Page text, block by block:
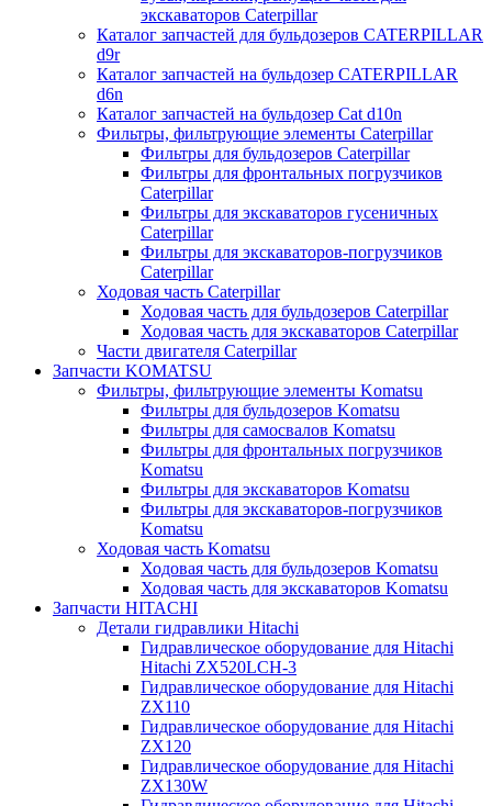
экскаваторов Caterpillar
Каталог запчастей для бульдозеров CATERPILLAR
d9r
Каталог запчастей на бульдозер CATERPILLAR
d6n
Каталог запчастей на бульдозер Сat d10n
Фильтры, фильтрующие элементы Caterpillar
Фильтры для бульдозеров Caterpillar
Фильтры для фронтальных погрузчиков
Caterpillar
Фильтры для экскаваторов гусеничных
Caterpillar
Фильтры для экскаваторов-погрузчиков
Caterpillar
Ходовая часть Caterpillar
Ходовая часть для бульдозеров Caterpillar
Ходовая часть для экскаваторов Caterpillar
Части двигателя Caterpillar
Запчасти KOMATSU
Фильтры, фильтрующие элементы Komatsu
Фильтры для бульдозеров Komatsu
Фильтры для самосвалов Komatsu
Фильтры для фронтальных погрузчиков
Komatsu
Фильтры для экскаваторов Komatsu
Фильтры для экскаваторов-погрузчиков
Komatsu
Ходовая часть Komatsu
Ходовая часть для бульдозеров Komatsu
Ходовая часть для экскаваторов Komatsu
Запчасти HITACHI
Детали гидравлики Hitachi
Гидравлическое оборудование для Hitachi
Hitachi ZX520LCH-3
Гидравлическое оборудование для Hitachi
ZX110
Гидравлическое оборудование для Hitachi
ZX120
Гидравлическое оборудование для Hitachi
ZX130W